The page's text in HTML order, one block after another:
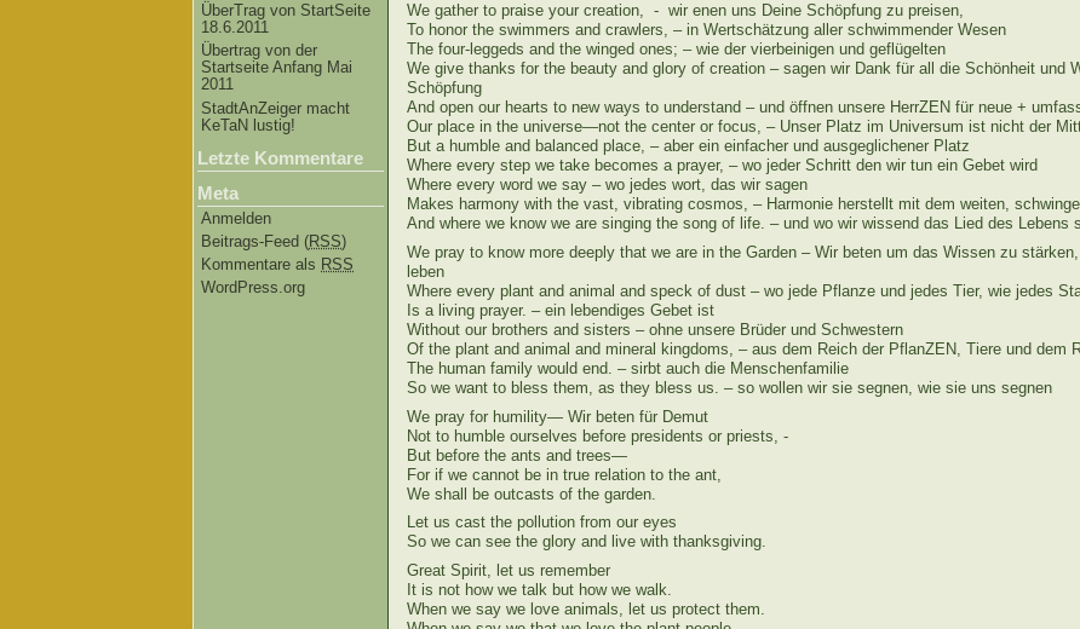
ÜberTrag von StartSeite
18.6.2011
Übertrag von der
Startseite Anfang Mai
2011
StadtAnZeiger macht
KeTaN lustig!
Letzte Kommentare
Meta
Anmelden
Beitrags-Feed (RSS)
Kommentare als RSS
WordPress.org
We gather to praise your creation, - wir enen uns Deine Schöpfung zu preisen,
To honor the swimmers and crawlers, – in Wertschätzung aller schwimmender Wesen
The four-leggeds and the winged ones; – wie der vierbeinigen und geflügelten
We give thanks for the beauty and glory of creation – sagen wir Dank für all die Schönheit und
Schöpfung
And open our hearts to new ways to understand – und öffnen unsere HerrZEN für neue +
Our place in the universe—not the center or focus, – Unser Platz im Universum ist nicht der
But a humble and balanced place, – aber ein einfacher und ausgeglichener Platz
Where every step we take becomes a prayer, – wo jeder Schritt den wir tun ein Gebet wird
Where every word we say – wo jedes wort, das wir sagen
Makes harmony with the vast, vibrating cosmos, – Harmonie herstellt mit dem weiten,
And where we know we are singing the song of life. – und wo wir wissend das Lied des Lebens
We pray to know more deeply that we are in the Garden – Wir beten um das Wissen zu
leben
Where every plant and animal and speck of dust – wo jede Pflanze und jedes Tier, wie jedes
Is a living prayer. – ein lebendiges Gebet ist
Without our brothers and sisters – ohne unsere Brüder und Schwestern
Of the plant and animal and mineral kingdoms, – aus dem Reich der PflanZEN, Tiere und dem
The human family would end. – sirbt auch die Menschenfamilie
So we want to bless them, as they bless us. – so wollen wir sie segnen, wie sie uns segnen
We pray for humility— Wir beten für Demut
Not to humble ourselves before presidents or priests, -
But before the ants and trees—
For if we cannot be in true relation to the ant,
We shall be outcasts of the garden.
Let us cast the pollution from our eyes
So we can see the glory and live with thanksgiving.
Great Spirit, let us remember
It is not how we talk but how we walk.
When we say we love animals, let us protect them.